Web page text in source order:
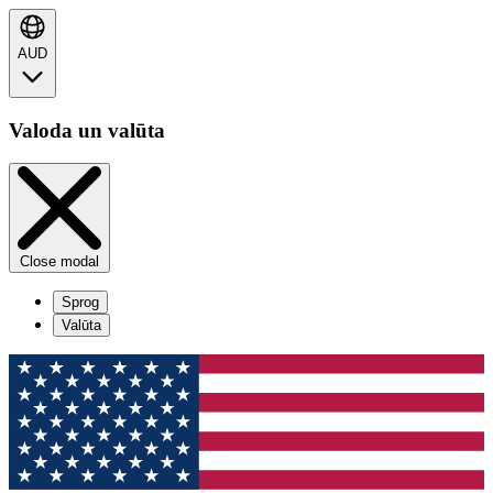
AUD
Valoda un valūta
Close modal
Sprog
Valūta